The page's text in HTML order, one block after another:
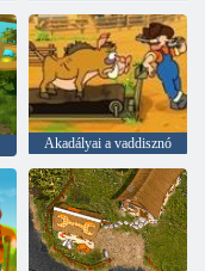
Akadályai a vaddisznó